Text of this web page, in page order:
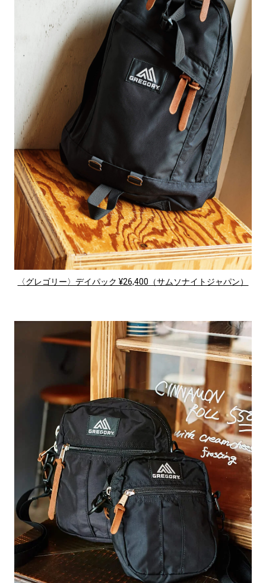
〈グレゴリー〉デイパック ¥26,400（サムソナイトジャパン）